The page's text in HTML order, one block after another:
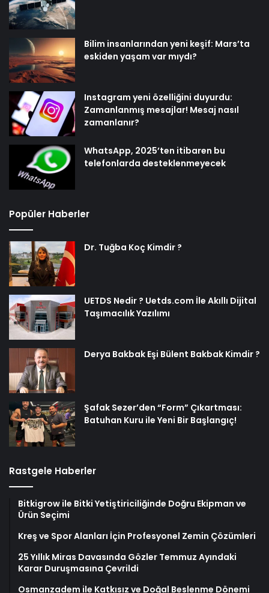
Bilim insanlarından yeni keşif: Mars’ta
eskiden yaşam var mıydı?
Instagram yeni özelliğini duyurdu:
Zamanlanmış mesajlar! Mesaj nasıl
zamanlanır?
WhatsApp, 2025’ten itibaren bu
telefonlarda desteklenmeyecek
Popüler Haberler
Dr. Tuğba Koç Kimdir ?
UETDS Nedir ? Uetds.com İle Akıllı Dijital
Taşımacılık Yazılımı
Derya Bakbak Eşi Bülent Bakbak Kimdir ?
Şafak Sezer’den “Form” Çıkartması:
Batuhan Kuru ile Yeni Bir Başlangıç!
Rastgele Haberler
Bitkigrow ile Bitki Yetiştiriciliğinde Doğru Ekipman ve
Ürün Seçimi
Kreş ve Spor Alanları İçin Profesyonel Zemin Çözümleri
25 Yıllık Miras Davasında Gözler Temmuz Ayındaki
Karar Duruşmasına Çevrildi
Osmanzadem ile Katkısız ve Doğal Beslenme Dönemi